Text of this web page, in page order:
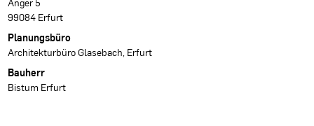
99084 Erfurt
Planungsbüro
Architekturbüro Glasebach, Erfurt
Bauherr
Bistum Erfurt